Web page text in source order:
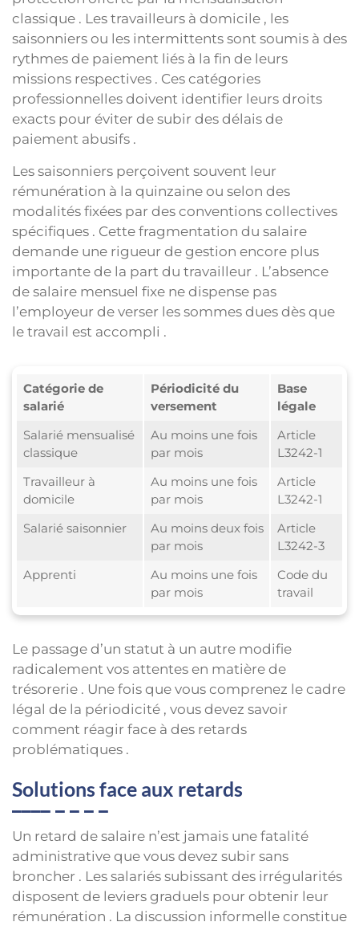
classique . Les travailleurs à domicile , les
saisonniers ou les intermittents sont soumis à des
rythmes de paiement liés à la fin de leurs
missions respectives . Ces catégories
professionnelles doivent identifier leurs droits
exacts pour éviter de subir des délais de
paiement abusifs .
Les saisonniers perçoivent souvent leur
rémunération à la quinzaine ou selon des
modalités fixées par des conventions collectives
spécifiques . Cette fragmentation du salaire
demande une rigueur de gestion encore plus
importante de la part du travailleur . L’absence
de salaire mensuel fixe ne dispense pas
l’employeur de verser les sommes dues dès que
le travail est accompli .
Catégorie de
salarié
Périodicité du
versement
Base
légale
Salarié mensualisé
classique
Au moins une fois
par mois
Article
L3242-1
Travailleur à
domicile
Au moins une fois
par mois
Article
L3242-1
Salarié saisonnier
Au moins deux fois
par mois
Article
L3242-3
Apprenti
Au moins une fois
par mois
Code du
travail
Le passage d’un statut à un autre modifie
radicalement vos attentes en matière de
trésorerie . Une fois que vous comprenez le cadre
légal de la périodicité , vous devez savoir
comment réagir face à des retards
problématiques .
Solutions face aux retards
Un retard de salaire n’est jamais une fatalité
administrative que vous devez subir sans
broncher . Les salariés subissant des irrégularités
disposent de leviers graduels pour obtenir leur
rémunération . La discussion informelle constitue